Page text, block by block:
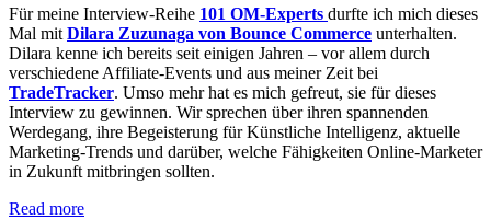
Für meine Interview-Reihe 101 OM-Experts durfte ich mich dieses
Mal mit Dilara Zuzunaga von Bounce Commerce unterhalten.
Dilara kenne ich bereits seit einigen Jahren – vor allem durch
verschiedene Affiliate-Events und aus meiner Zeit bei
TradeTracker. Umso mehr hat es mich gefreut, sie für dieses
Interview zu gewinnen. Wir sprechen über ihren spannenden
Werdegang, ihre Begeisterung für Künstliche Intelligenz, aktuelle
Marketing-Trends und darüber, welche Fähigkeiten Online-Marketer
in Zukunft mitbringen sollten.
Read more